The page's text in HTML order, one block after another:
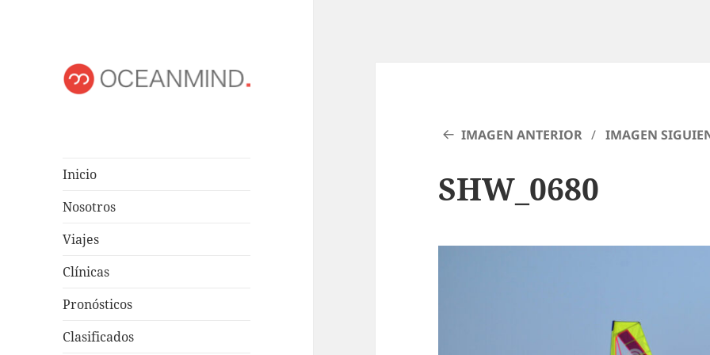
Inicio
Nosotros
Viajes
Clínicas
Pronósticos
Clasificados
IMAGEN ANTERIOR IMAGEN
SHW_0680